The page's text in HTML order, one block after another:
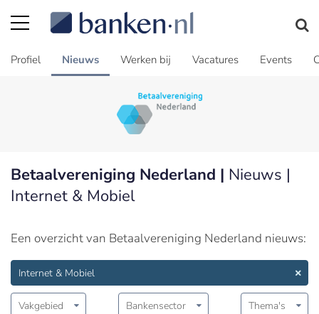
Profiel Nieuws Werken bij Vacatures Events
Betaalvereniging Nederland | Nieuws |
Internet & Mobiel
Een overzicht van Betaalvereniging Nederland nieuws:
Internet & Mobiel
Vakgebied Bankensector Thema's